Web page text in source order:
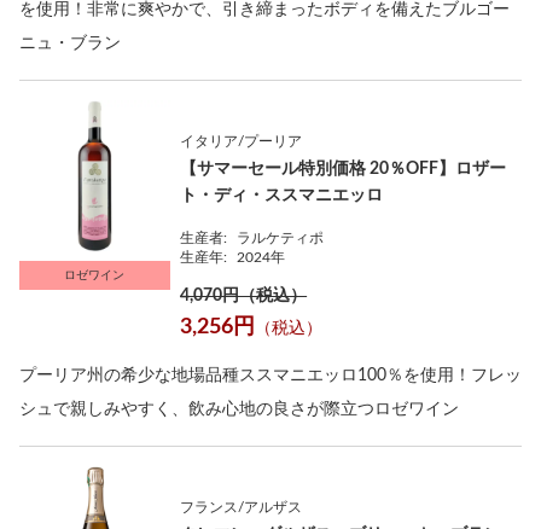
を使用！非常に爽やかで、引き締まったボディを備えたブルゴー
ニュ・ブラン
ロゼワイン
イタリア/プーリア
【サマーセール特別価格 20％OFF】ロザー
ト・ディ・ススマニエッロ
生産者:
ラルケティポ
生産年:
2024年
4,070円（税込）
3,256円 （税込）
プーリア州の希少な地場品種ススマニエッロ100％を使用！フレッ
シュで親しみやすく、飲み心地の良さが際立つロゼワイン
フランス/アルザス